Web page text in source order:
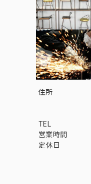
住所
TEL
営業時間
定休日